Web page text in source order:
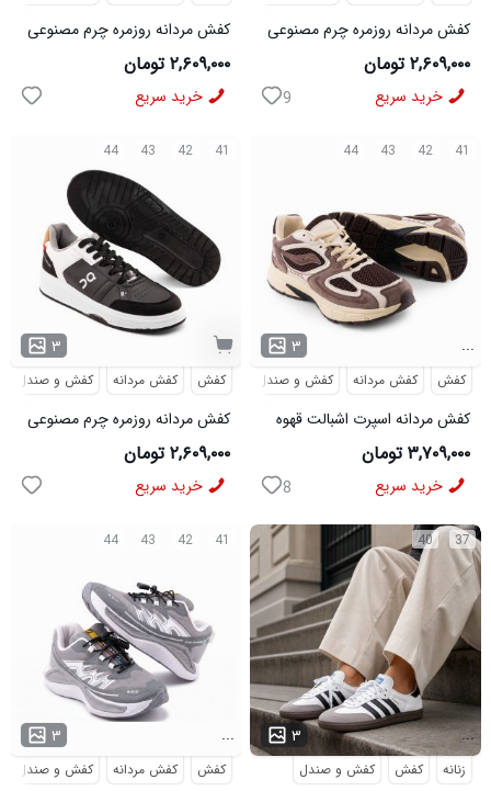
کفش مردانه روزمره چرم مصنوعی
50918
۲,۶۰۹,۰۰۰ تومان
خرید سریع
کفش مردانه روزمره چرم مصنوعی
50919
۲,۶۰۹,۰۰۰ تومان
خرید سریع 9
41
42
43
44
۳
کفش کفش مردانه کفش و صندل
کفش مردانه روزمره چرم مصنوعی
50920
۲,۶۰۹,۰۰۰ تومان
خرید سریع
41
42
43
44
۳ ...
کفش کفش مردانه کفش و صندل
کفش مردانه اسپرت اشبالت قهوه
ای Saucony مدل 50786
۳,۷۰۹,۰۰۰ تومان
خرید سریع 8
41
42
43
44
۳ ...
کفش کفش مردانه کفش و صندل
37
40
۳ ...
زنانه کفش کفش و صندل